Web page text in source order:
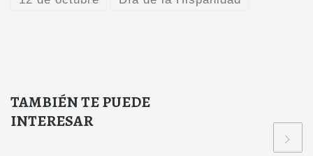
TAMBIÉN TE PUEDE
INTERESAR